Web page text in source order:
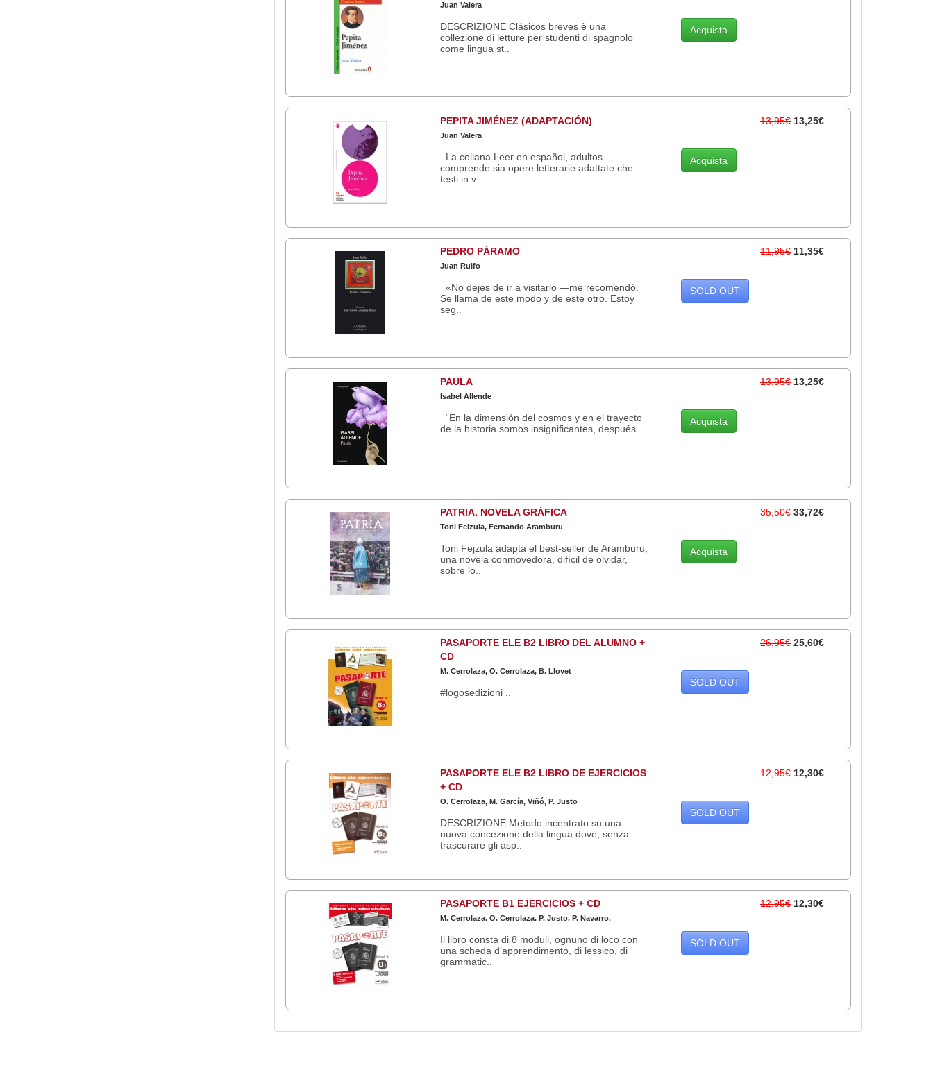
Juan Valera
DESCRIZIONE Clásicos breves è una
collezione di letture per studenti di spagnolo
come lingua st..
Acquista
PEPITA JIMÉNEZ (ADAPTACIÓN)
Juan Valera
La collana Leer en español, adultos
comprende sia opere letterarie adattate che
testi in v..
13,95€ 13,25€
Acquista
PEDRO PÁRAMO
Juan Rulfo
«No dejes de ir a visitarlo —me recomendó.
Se llama de este modo y de este otro. Estoy
seg..
11,95€ 11,35€
SOLD OUT
PAULA
Isabel Allende
“En la dimensión del cosmos y en el trayecto
de la historia somos insignificantes, después..
13,95€ 13,25€
Acquista
PATRIA. NOVELA GRÁFICA
Toni Feizula, Fernando Aramburu
Toni Fejzula adapta el best-seller de Aramburu,
una novela conmovedora, difícil de olvidar,
sobre lo..
35,50€ 33,72€
Acquista
PASAPORTE ELE B2 LIBRO DEL ALUMNO +
CD
M. Cerrolaza, O. Cerrolaza, B. Llovet
#logosedizioni ..
26,95€ 25,60€
SOLD OUT
PASAPORTE ELE B2 LIBRO DE EJERCICIOS
+ CD
O. Cerrolaza, M. García, Viñó, P. Justo
DESCRIZIONE Metodo incentrato su una
nuova concezione della lingua dove, senza
trascurare gli asp..
12,95€ 12,30€
SOLD OUT
PASAPORTE B1 EJERCICIOS + CD
M. Cerrolaza. O. Cerrolaza. P. Justo. P. Navarro.
Il libro consta di 8 moduli, ognuno di loco con
una scheda d’apprendimento, di lessico, di
grammatic..
12,95€ 12,30€
SOLD OUT